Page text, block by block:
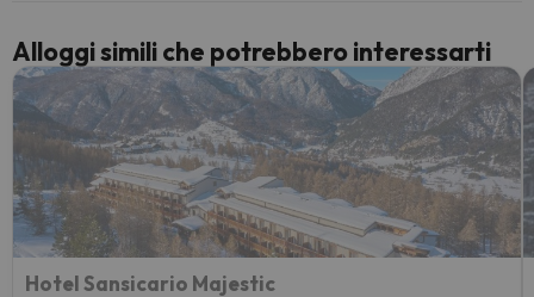
Alloggi simili che potrebbero interessarti
Hotel Sansicario Majestic